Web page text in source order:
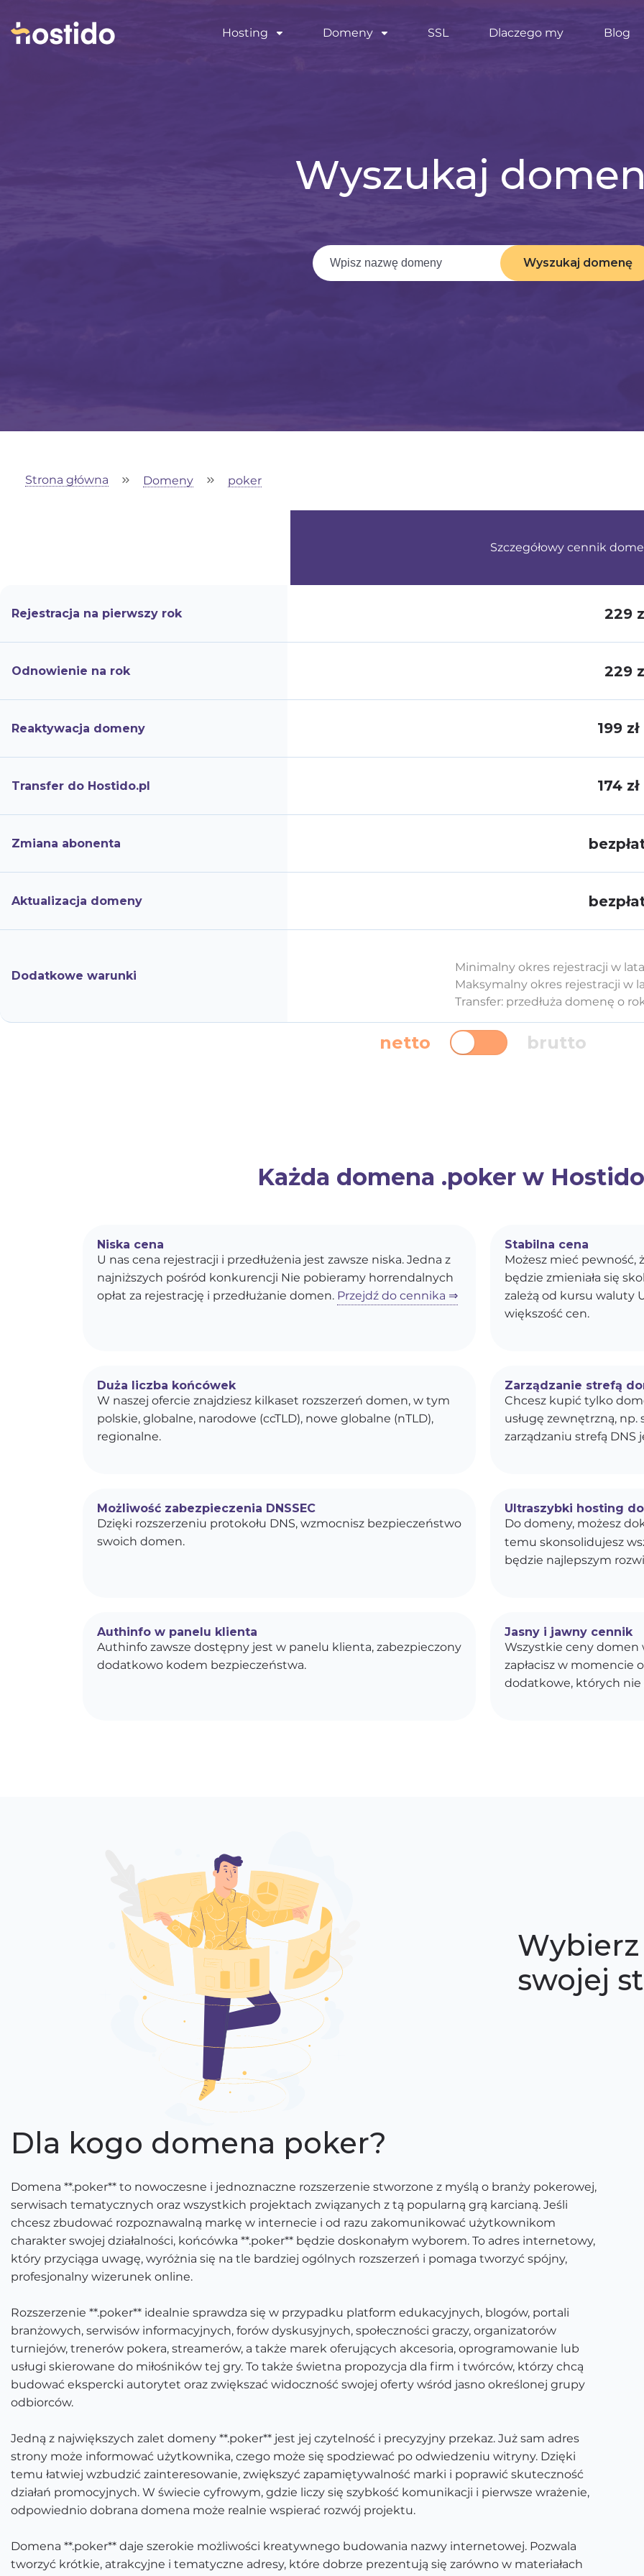
Hosting Domeny SSL Dlaczego my Blog
Wyszukaj
Wyszukaj domenę
Strona główna Domeny poker
Szczegółowy cennik
Rejestracja na pierwszy rok 229
Odnowienie na rok 229
Reaktywacja domeny 199 zł
Transfer do Hostido.pl 174 zł
Zmiana abonenta
Aktualizacja domeny
Dodatkowe warunki
Minimalny okres rejestracji w
Maksymalny okres rejestracji w
Transfer: przedłuża domenę o
netto brutto
Każda domena .poker w
Niska cena
U nas cena rejestracji i przedłużenia jest zawsze niska. Jedna z
najniższych pośród konkurencji Nie pobieramy horrendalnych
opłat za rejestrację i przedłużanie domen. Przejdź do cennika ⇒
Stabilna cena
Możesz mieć pewność,
będzie zmieniała się
zależą od kursu waluty
większość cen.
Duża liczba końcówek
W naszej ofercie znajdziesz kilkaset rozszerzeń domen, w tym
polskie, globalne, narodowe (ccTLD), nowe globalne (nTLD),
regionalne.
Zarządzanie strefą
Chcesz kupić tylko
usługę zewnętrzną,
zarządzaniu strefą DNS
Możliwość zabezpieczenia DNSSEC
Dzięki rozszerzeniu protokołu DNS, wzmocnisz bezpieczeństwo
swoich domen.
Ultraszybki hosting
Do domeny, możesz
temu skonsolidujesz
będzie najlepszym
Authinfo w panelu klienta
Authinfo zawsze dostępny jest w panelu klienta, zabezpieczony
dodatkowo kodem bezpieczeństwa.
Jasny i jawny cennik
Wszystkie ceny domen
zapłacisz w momencie
dodatkowe, których nie
swojej
Dla kogo domena poker?
Domena **.poker** to nowoczesne i jednoznaczne rozszerzenie stworzone z myślą o branży pokerowej,
serwisach tematycznych oraz wszystkich projektach związanych z tą popularną grą karcianą. Jeśli
chcesz zbudować rozpoznawalną markę w internecie i od razu zakomunikować użytkownikom
charakter swojej działalności, końcówka **.poker** będzie doskonałym wyborem. To adres internetowy,
który przyciąga uwagę, wyróżnia się na tle bardziej ogólnych rozszerzeń i pomaga tworzyć spójny,
profesjonalny wizerunek online.
Rozszerzenie **.poker** idealnie sprawdza się w przypadku platform edukacyjnych, blogów, portali
branżowych, serwisów informacyjnych, forów dyskusyjnych, społeczności graczy, organizatorów
turniejów, trenerów pokera, streamerów, a także marek oferujących akcesoria, oprogramowanie lub
usługi skierowane do miłośników tej gry. To także świetna propozycja dla firm i twórców, którzy chcą
budować ekspercki autorytet oraz zwiększać widoczność swojej oferty wśród jasno określonej grupy
odbiorców.
Jedną z największych zalet domeny **.poker** jest jej czytelność i precyzyjny przekaz. Już sam adres
strony może informować użytkownika, czego może się spodziewać po odwiedzeniu witryny. Dzięki
temu łatwiej wzbudzić zainteresowanie, zwiększyć zapamiętywalność marki i poprawić skuteczność
działań promocyjnych. W świecie cyfrowym, gdzie liczy się szybkość komunikacji i pierwsze wrażenie,
odpowiednio dobrana domena może realnie wspierać rozwój projektu.
Domena **.poker** daje szerokie możliwości kreatywnego budowania nazwy internetowej. Pozwala
tworzyć krótkie, atrakcyjne i tematyczne adresy, które dobrze prezentują się zarówno w materiałach